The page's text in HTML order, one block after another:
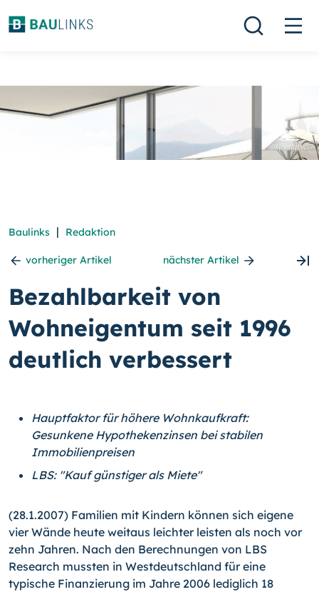
Baulinks | Redaktion
vorheriger Artikel nächster Artikel
Bezahlbarkeit von
Wohneigentum seit 1996
deutlich verbessert
Hauptfaktor für höhere Wohnkaufkraft:
Gesunkene Hypothekenzinsen bei stabilen
Immobilienpreisen
LBS: "Kauf günstiger als Miete"
(28.1.2007) Familien mit Kindern können sich eigene
vier Wände heute weitaus leichter leisten als noch vor
zehn Jahren. Nach den Berechnungen von LBS
Research mussten in Westdeutschland für eine
typische Finanzierung im Jahre 2006 lediglich 18